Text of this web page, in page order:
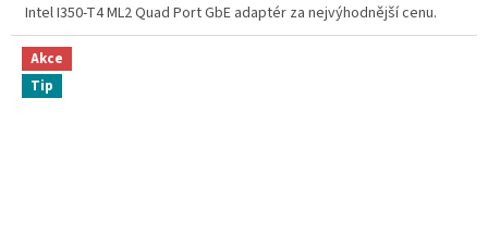
Intel I350-T4 ML2 Quad Port GbE adaptér za nejvýhodnější cenu.
Akce
Tip